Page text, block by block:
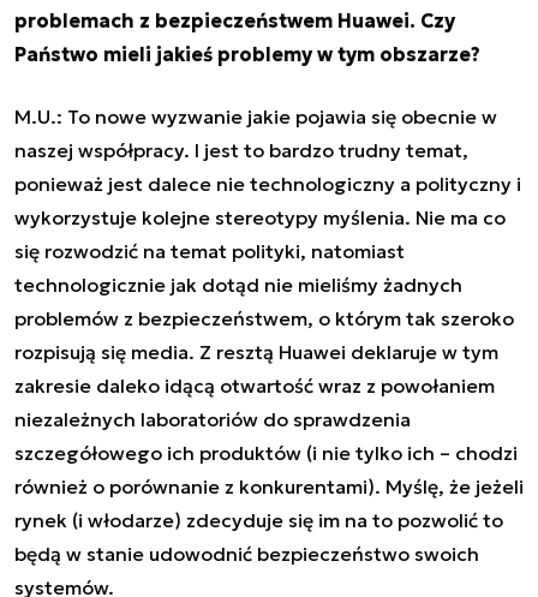
problemach z bezpieczeństwem Huawei. Czy
Państwo mieli jakieś problemy w tym obszarze?
M.U.: To nowe wyzwanie jakie pojawia się obecnie w
naszej współpracy. I jest to bardzo trudny temat,
ponieważ jest dalece nie technologiczny a polityczny i
wykorzystuje kolejne stereotypy myślenia. Nie ma co
się rozwodzić na temat polityki, natomiast
technologicznie jak dotąd nie mieliśmy żadnych
problemów z bezpieczeństwem, o którym tak szeroko
rozpisują się media. Z resztą Huawei deklaruje w tym
zakresie daleko idącą otwartość wraz z powołaniem
niezależnych laboratoriów do sprawdzenia
szczegółowego ich produktów (i nie tylko ich – chodzi
również o porównanie z konkurentami). Myślę, że jeżeli
rynek (i włodarze) zdecyduje się im na to pozwolić to
będą w stanie udowodnić bezpieczeństwo swoich
systemów.